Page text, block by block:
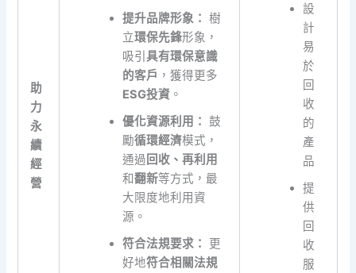
助
力
永
續
經
營
提升品牌形象： 樹
立環保先鋒形象，
吸引 具有環保意識
的客戶 ，獲得更多
ESG投資。
優化資源利用： 鼓
勵循環經濟模式，
通過 回收、再利用
和翻新等方式，最
大限度地利用資
源。
符合法規要求：
更
好地符合相關法規
設
計
易
於
回
收
的
產
品
提
供
回
收
服